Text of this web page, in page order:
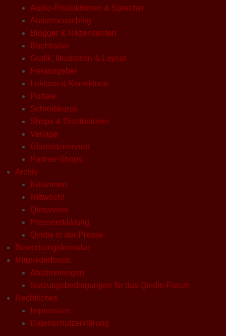
Audio-Produktionen & Sprecher
Autorencoaching
Blogger & Rezensenten
Buchtrailer
Grafik, Illustration & Layout
Herausgeber
Lektorat & Korrektorat
Portale
Schreibkurse
Shops & Distributoren
Verlage
ÜbersetzerInnen
Partner-Shops
Archiv
Kolumnen
Mittwoch!
Qinterview
Presseerklärung
Qindie in der Presse
Bewerbungsformular
Mitgliederforum
Abstimmungen
Nutzungsbedingungen für das Qindie-Forum
Rechtliches
Impressum
Datenschutzerklärung